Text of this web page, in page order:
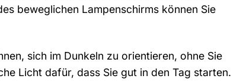
beweglichen Lampenschirms können Sie
sich im Dunkeln zu orientieren, ohne Sie
Licht dafür, dass Sie gut in den Tag starten.